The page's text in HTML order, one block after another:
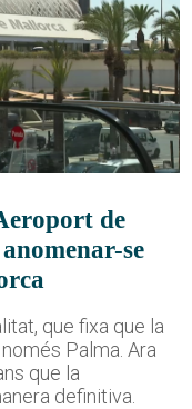
de
se
que fixa que la
Palma. Ara
que la
definitiva.